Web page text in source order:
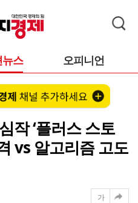
스 오피니언
작 ‘플러스 스토
vs 알고리즘 고도
가